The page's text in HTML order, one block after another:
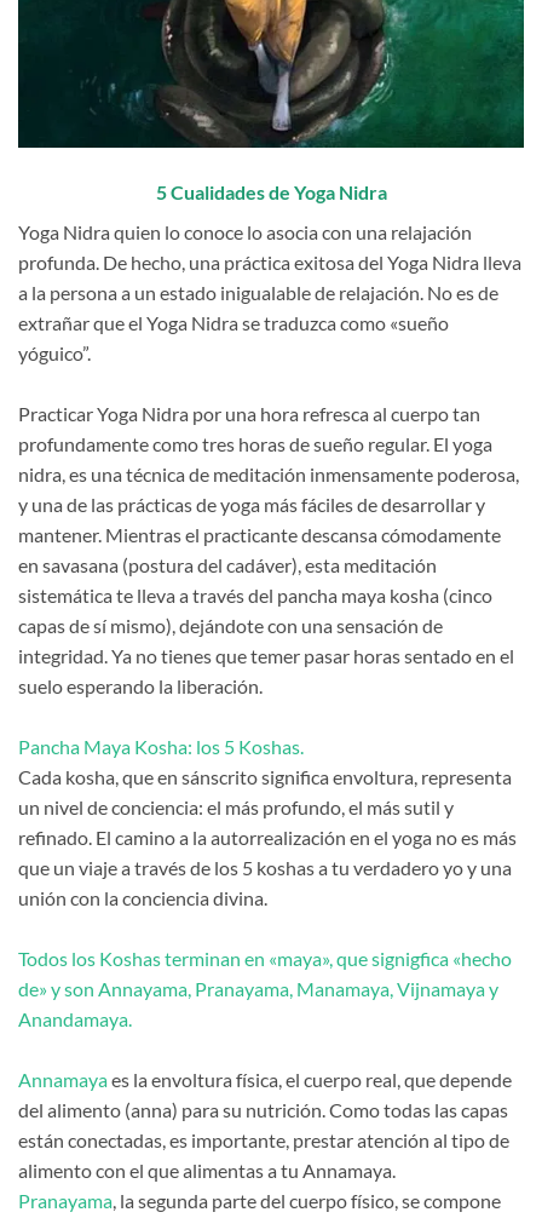
5 Cualidades de Yoga Nidra
Yoga Nidra quien lo conoce lo asocia con una relajación
profunda. De hecho, una práctica exitosa del Yoga Nidra lleva
a la persona a un estado inigualable de relajación. No es de
extrañar que el Yoga Nidra se traduzca como «sueño
yóguico”.
Practicar Yoga Nidra por una hora refresca al cuerpo tan
profundamente como tres horas de sueño regular. El yoga
nidra, es una técnica de meditación inmensamente poderosa,
y una de las prácticas de yoga más fáciles de desarrollar y
mantener. Mientras el practicante descansa cómodamente
en savasana (postura del cadáver), esta meditación
sistemática te lleva a través del pancha maya kosha (cinco
capas de sí mismo), dejándote con una sensación de
integridad. Ya no tienes que temer pasar horas sentado en el
suelo esperando la liberación.
Pancha Maya Kosha: los 5 Koshas.
Cada kosha, que en sánscrito significa envoltura, representa
un nivel de conciencia: el más profundo, el más sutil y
refinado. El camino a la autorrealización en el yoga no es más
que un viaje a través de los 5 koshas a tu verdadero yo y una
unión con la conciencia divina.
Todos los Koshas terminan en «maya», que signigfica «hecho
de» y son Annayama, Pranayama, Manamaya, Vijnamaya y
Anandamaya.
Annamayaes la envoltura física, el cuerpo real, que depende
del alimento (anna) para su nutrición. Como todas las capas
están conectadas, es importante, prestar atención al tipo de
alimento con el que alimentas a tu Annamaya.
Pranayama, la segunda parte del cuerpo físico, se compone